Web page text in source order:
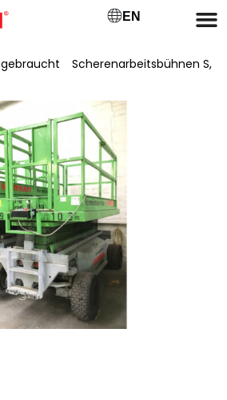
EN
Scherenarbeitsbühnen S,